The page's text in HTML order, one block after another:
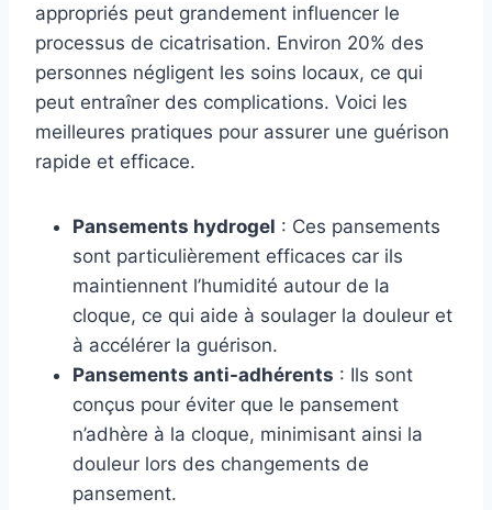
appropriés peut grandement influencer le
processus de cicatrisation. Environ 20% des
personnes négligent les soins locaux, ce qui
peut entraîner des complications. Voici les
meilleures pratiques pour assurer une guérison
rapide et efficace.
Pansements hydrogel : Ces pansements
sont particulièrement efficaces car ils
maintiennent l’humidité autour de la
cloque, ce qui aide à soulager la douleur et
à accélérer la guérison.
Pansements anti-adhérents : Ils sont
conçus pour éviter que le pansement
n’adhère à la cloque, minimisant ainsi la
douleur lors des changements de
pansement.